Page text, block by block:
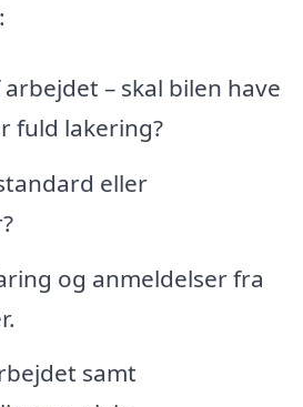
– skal bilen have
fuld lakering?
eller
og anmeldelser fra
samt